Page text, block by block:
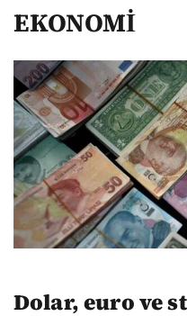
EKONOMİ
Dolar, euro ve